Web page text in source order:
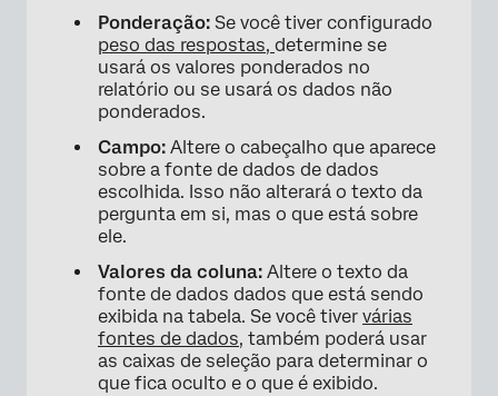
Ponderação: Se você tiver configurado
peso das respostas, determine se
usará os valores ponderados no
relatório ou se usará os dados não
ponderados.
Campo: Altere o cabeçalho que aparece
sobre a fonte de dados de dados
escolhida. Isso não alterará o texto da
pergunta em si, mas o que está sobre
ele.
Valores da coluna: Altere o texto da
fonte de dados dados que está sendo
exibida na tabela. Se você tiver várias
fontes de dados, também poderá usar
as caixas de seleção para determinar o
que fica oculto e o que é exibido.